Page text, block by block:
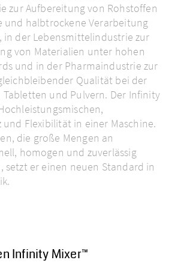
zur Aufbereitung von Rohstoffen
und halbtrockene Verarbeitung
in der Lebensmittelindustrie zur
von Materialien unter hohen
und in der Pharmaindustrie zur
Qualität bei der
und Pulvern. Der Infinity
und Flexibilität in einer Maschine.
die große Mengen an
homogen und zuverlässig
setzt er einen neuen Standard in
Infinity Mixer™